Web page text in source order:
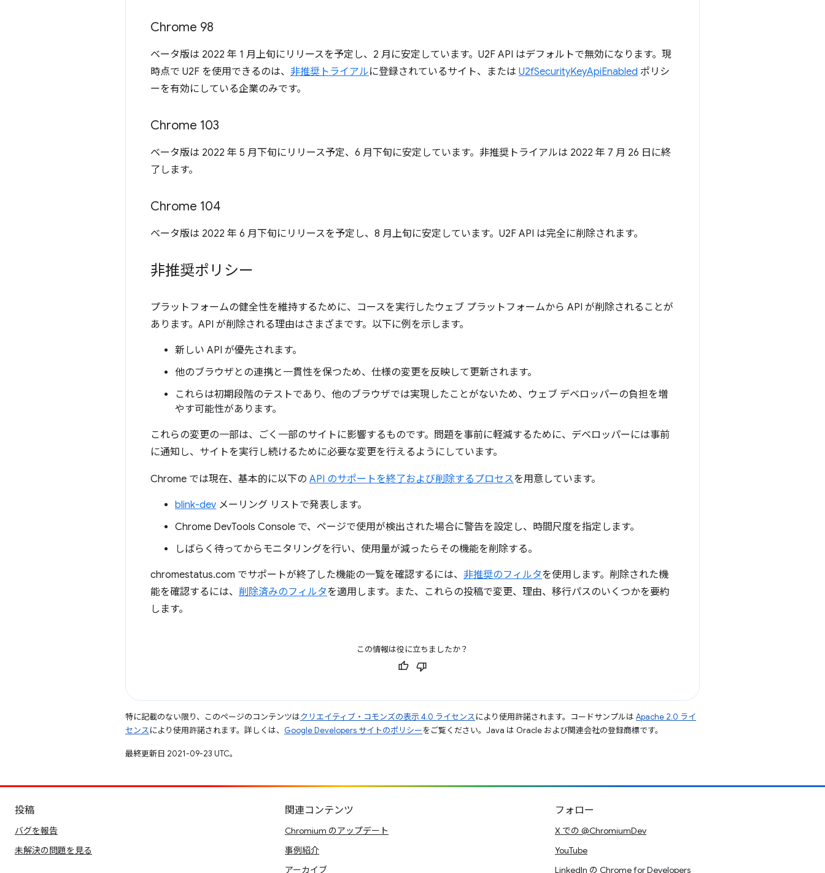
Chrome 98
ベータ版は 2022 年 1 月上旬にリリースを予定し、2 月に安定しています。U2F API はデフォルトで無効になります。現
時点で U2F を使用できるのは、 非推奨トライアルに登録されているサイト、または U2fSecurityKeyApiEnabled ポリシ
ーを有効にしている企業のみです。
Chrome 103
ベータ版は 2022 年 5 月下旬にリリース予定、6 月下旬に安定しています。非推奨トライアルは 2022 年 7 月 26 日に終
了します。
Chrome 104
ベータ版は 2022 年 6 月下旬にリリースを予定し、8 月上旬に安定しています。U2F API は完全に削除されます。
非推奨ポリシー
プラットフォームの健全性を維持するために、コースを実行したウェブ プラットフォームから API が削除されることが
あります。API が削除される理由はさまざまです。以下に例を示します。
新しい API が優先されます。
他のブラウザとの連携と一貫性を保つため、仕様の変更を反映して更新されます。
これらは初期段階のテストであり、他のブラウザでは実現したことがないため、ウェブ デベロッパーの負担を増
やす可能性があります。
これらの変更の一部は、ごく一部のサイトに影響するものです。問題を事前に軽減するために、デベロッパーには事前
に通知し、サイトを実行し続けるために必要な変更を行えるようにしています。
Chrome では現在、基本的に以下の API のサポートを終了および削除するプロセスを用意しています。
blink-dev メーリング リストで発表します。
Chrome DevTools Console で、ページで使用が検出された場合に警告を設定し、時間尺度を指定します。
しばらく待ってからモニタリングを行い、使用量が減ったらその機能を削除する。
chromestatus.com でサポートが終了した機能の一覧を確認するには、 非推奨のフィルタを使用します。削除された機
能を確認するには、 削除済みのフィルタを適用します。また、これらの投稿で変更、理由、移行パスのいくつかを要約
します。
この情報は役に立ちましたか？
特に記載のない限り、このページのコンテンツはクリエイティブ・コモンズの表示 4.0 ライセンスにより使用許諾されます。コードサンプルは Apache 2.0 ライ
センスにより使用許諾されます。詳しくは、 Google Developers サイトのポリシーをご覧ください。Java は Oracle および関連会社の登録商標です。
最終更新日 2021-09-23 UTC。
投稿
バグを報告
未解決の問題を見る
関連コンテンツ
Chromium のアップデート
事例紹介
アーカイブ
フォロー
X での @ChromiumDev
YouTube
LinkedIn の Chrome for Developers